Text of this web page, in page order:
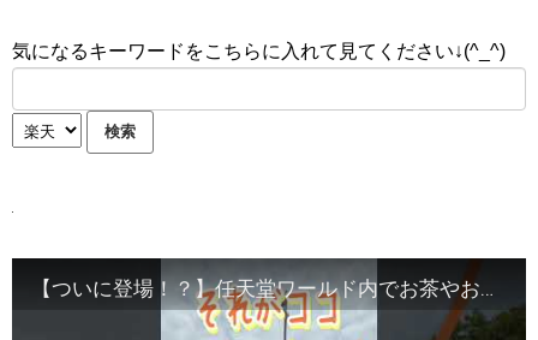
気になるキーワードをこちらに入れて見てください↓(^_^)
【ついに登場！？】任天堂ワールド内でお茶やお水が買えるカートが登場！！＃usj ＃ユニバ